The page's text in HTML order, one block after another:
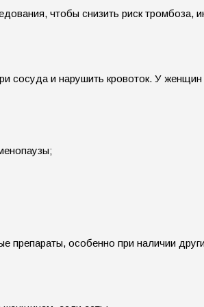
чтобы снизить риск
сосуда и нарушить кровоток. У
препараты, особенно при наличии